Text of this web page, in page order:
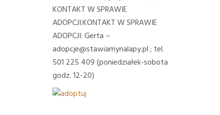
KONTAKT W SPRAWIE
ADOPCJI:KONTAKT W SPRAWIE
ADOPCJI: Gerta –
adopcje@stawiamynalapy.pl ; tel.
501 225 409 (poniedziałek-sobota
godz. 12-20)